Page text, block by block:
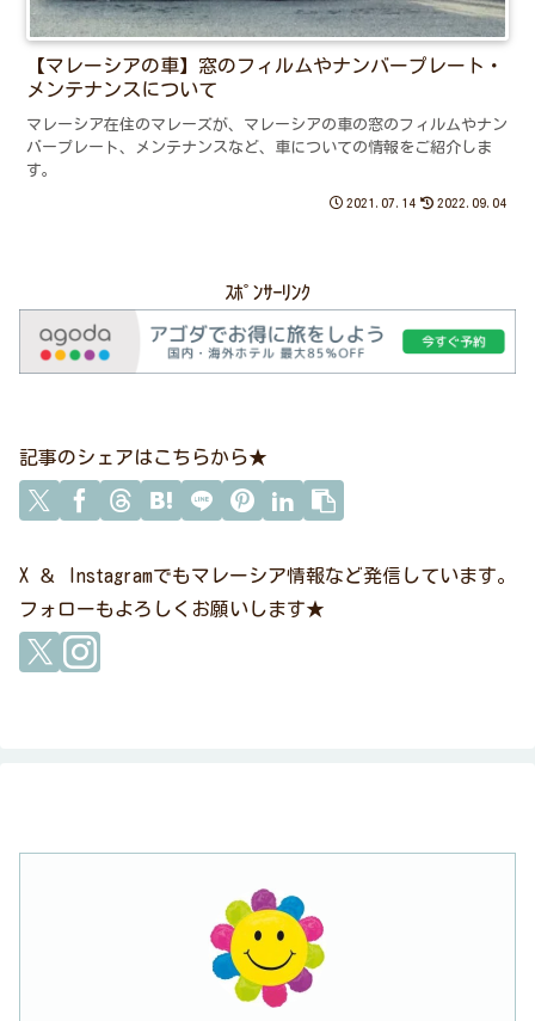
【マレーシアの車】窓のフィルムやナンバープレート・
メンテナンスについて
マレーシア在住のマレーズが、マレーシアの車の窓のフィルムやナン
バープレート、メンテナンスなど、車についての情報をご紹介しま
す。
2021.07.14 2022.09.04
ｽﾎﾟﾝｻｰﾘﾝｸ
記事のシェアはこちらから★
X ＆ Instagramでもマレーシア情報など発信しています。
フォローもよろしくお願いします★